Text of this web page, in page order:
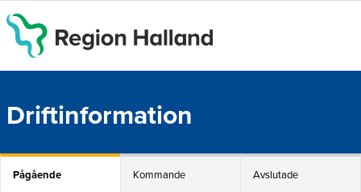
Driftinformation
Pågående Kommande Avslutade